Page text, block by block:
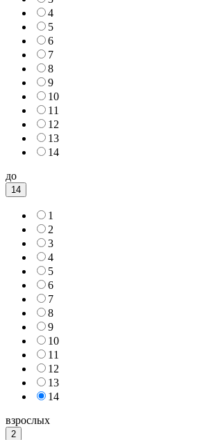
4
5
6
7
8
9
10
11
12
13
14
до
14
1
2
3
4
5
6
7
8
9
10
11
12
13
14
взрослых
2